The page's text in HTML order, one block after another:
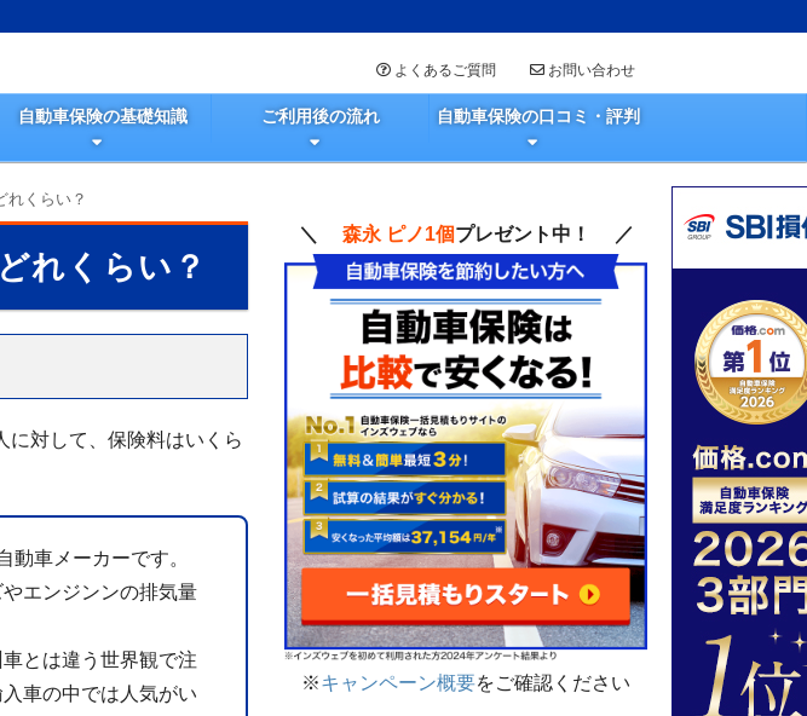
よくあるご質問 お問い合わせ
自動車保険の基礎知識 ご利用後の流れ 自動車保険の口コミ・評判
れくらい？
れくらい？
に対して、保険料はいくら
車メーカーです。
エンジンンの排気量
とは違う世界観で注
車の中では人気がい
＼ 森永 ピノ1個プレゼント中！ ／
※キャンペーン概要をご確認ください